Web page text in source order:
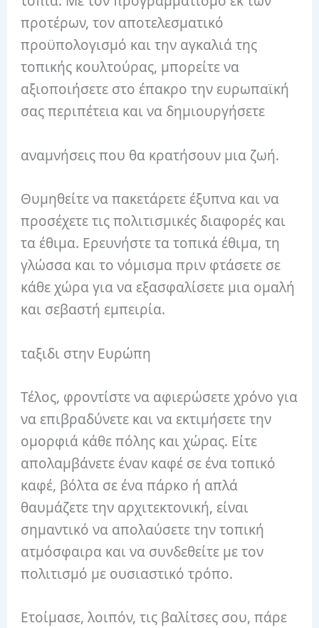
προτέρων, τον αποτελεσματικό
προϋπολογισμό και την αγκαλιά της
τοπικής κουλτούρας, μπορείτε να
αξιοποιήσετε στο έπακρο την ευρωπαϊκή
σας περιπέτεια και να δημιουργήσετε
αναμνήσεις που θα κρατήσουν μια ζωή.
Θυμηθείτε να πακετάρετε έξυπνα και να
προσέχετε τις πολιτισμικές διαφορές και
τα έθιμα. Ερευνήστε τα τοπικά έθιμα, τη
γλώσσα και το νόμισμα πριν φτάσετε σε
κάθε χώρα για να εξασφαλίσετε μια ομαλή
και σεβαστή εμπειρία.
ταξιδι στην Ευρώπη
Τέλος, φροντίστε να αφιερώσετε χρόνο για
να επιβραδύνετε και να εκτιμήσετε την
ομορφιά κάθε πόλης και χώρας. Είτε
απολαμβάνετε έναν καφέ σε ένα τοπικό
καφέ, βόλτα σε ένα πάρκο ή απλά
θαυμάζετε την αρχιτεκτονική, είναι
σημαντικό να απολαύσετε την τοπική
ατμόσφαιρα και να συνδεθείτε με τον
πολιτισμό με ουσιαστικό τρόπο.
Ετοίμασε, λοιπόν, τις βαλίτσες σου, πάρε